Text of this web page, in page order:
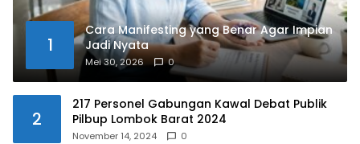
1
Cara Manifesting yang Benar Agar Impian
Jadi Nyata
Mei 30, 2026 0
2
217 Personel Gabungan Kawal Debat Publik
Pilbup Lombok Barat 2024
November 14, 2024 0